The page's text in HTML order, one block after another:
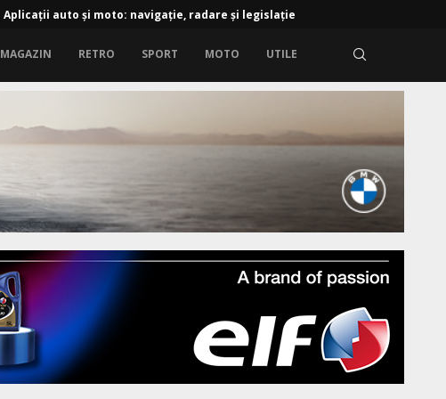
Aplicații auto și moto: navigație, radare și legislație
Limitele de viteză și radarele din Europa – diferențe și...
MAGAZIN RETRO SPORT MOTO UTILE